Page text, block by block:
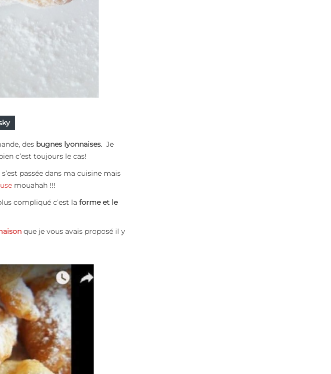
des bugnes lyonnaises. Je
c’est toujours le cas!
passée dans ma cuisine mais
mouahah !!!
compliqué c’est la forme et le
que je vous avais proposé il y